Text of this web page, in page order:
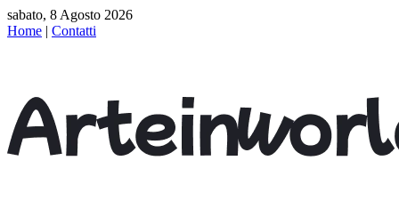
sabato, 8 Agosto 2026
Home | Contatti